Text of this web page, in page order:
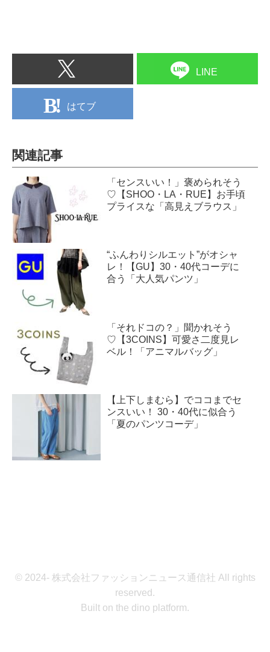
LINE
はてブ
関連記事
「センスいい！」褒められそう
♡【SHOO・LA・RUE】お手頃
プライスな「高見えブラウス」
“ふんわりシルエット”がオシャ
レ！【GU】30・40代コーデに
合う「大人気パンツ」
「それドコの？」聞かれそう
♡【3COINS】可愛さ二度見レ
ベル！「アニマルバッグ」
【上下しまむら】でココまでセ
ンスいい！ 30・40代に似合う
「夏のパンツコーデ」
© 2024- 株式会社ファッションニュース通信社 All rights
reserved.
Built on the dino platform.